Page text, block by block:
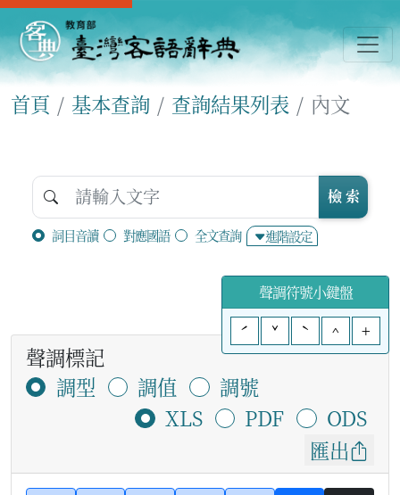
首頁 基本查詢 查詢結果列表 內文
詞目音讀 對應國語 全文查詢 進階設定
檢 索
聲調符號小鍵盤
ˊ
ˇ ˋ ^ +
聲調標記
調型
調值
調號
XLS
PDF
ODS
匯出